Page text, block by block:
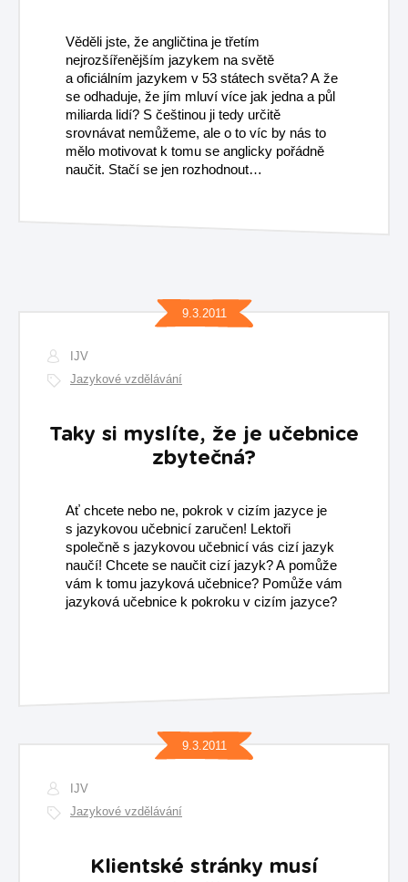
Věděli jste, že angličtina je třetím
nejrozšířenějším jazykem na světě
a oficiálním jazykem v 53 státech světa? A že
se odhaduje, že jím mluví více jak jedna a půl
miliarda lidí? S češtinou ji tedy určitě
srovnávat nemůžeme, ale o to víc by nás to
mělo motivovat k tomu se anglicky pořádně
naučit. Stačí se jen rozhodnout…
9.3.2011
IJV
Jazykové vzdělávání
Taky si myslíte, že je učebnice
zbytečná?
Ať chcete nebo ne, pokrok v cizím jazyce je
s jazykovou učebnicí zaručen! Lektoři
společně s jazykovou učebnicí vás cizí jazyk
naučí! Chcete se naučit cizí jazyk? A pomůže
vám k tomu jazyková učebnice? Pomůže vám
jazyková učebnice k pokroku v cizím jazyce?
9.3.2011
IJV
Jazykové vzdělávání
Klientské stránky musí